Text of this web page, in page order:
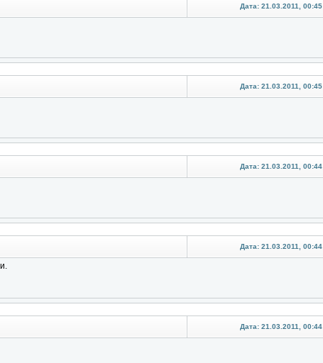
Дата: 21.03.2011, 00:45
Дата: 21.03.2011, 00:45
Дата: 21.03.2011, 00:44
Дата: 21.03.2011, 00:44
Дата: 21.03.2011, 00:44